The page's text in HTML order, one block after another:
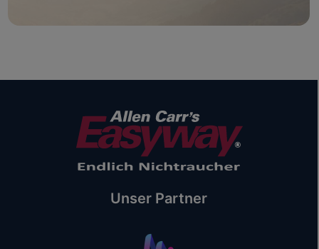
Unser Partner